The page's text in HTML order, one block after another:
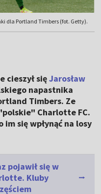
dla Portland Timbers (fot. Getty).
cieszył sięJarosław
napastnika
Timbers. Ze
Charlotte FC.
im się wpłynąć na losy
pojawił się w
Kluby